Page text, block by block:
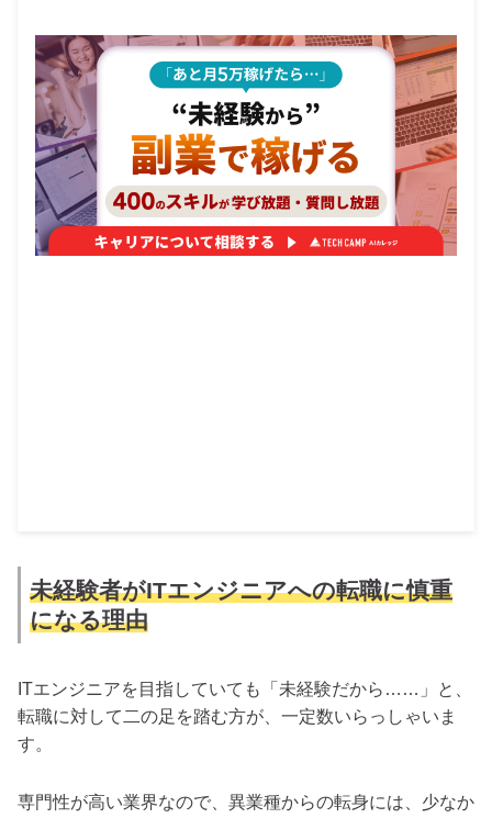
未経験者がITエンジニアへの転職に慎重
になる理由
ITエンジニアを目指していても「未経験だから……」と、
転職に対して二の足を踏む方が、一定数いらっしゃいま
す。
専門性が高い業界なので、異業種からの転身には、少なか